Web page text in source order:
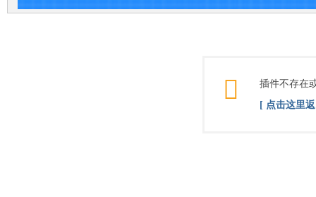
插件不存在
[ 点击这里